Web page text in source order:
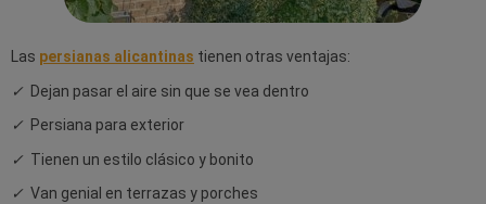
Las persianas alicantinas tienen otras ventajas:
✓ Dejan pasar el aire sin que se vea dentro
✓ Persiana para exterior
✓ Tienen un estilo clásico y bonito
✓ Van genial en terrazas y porches